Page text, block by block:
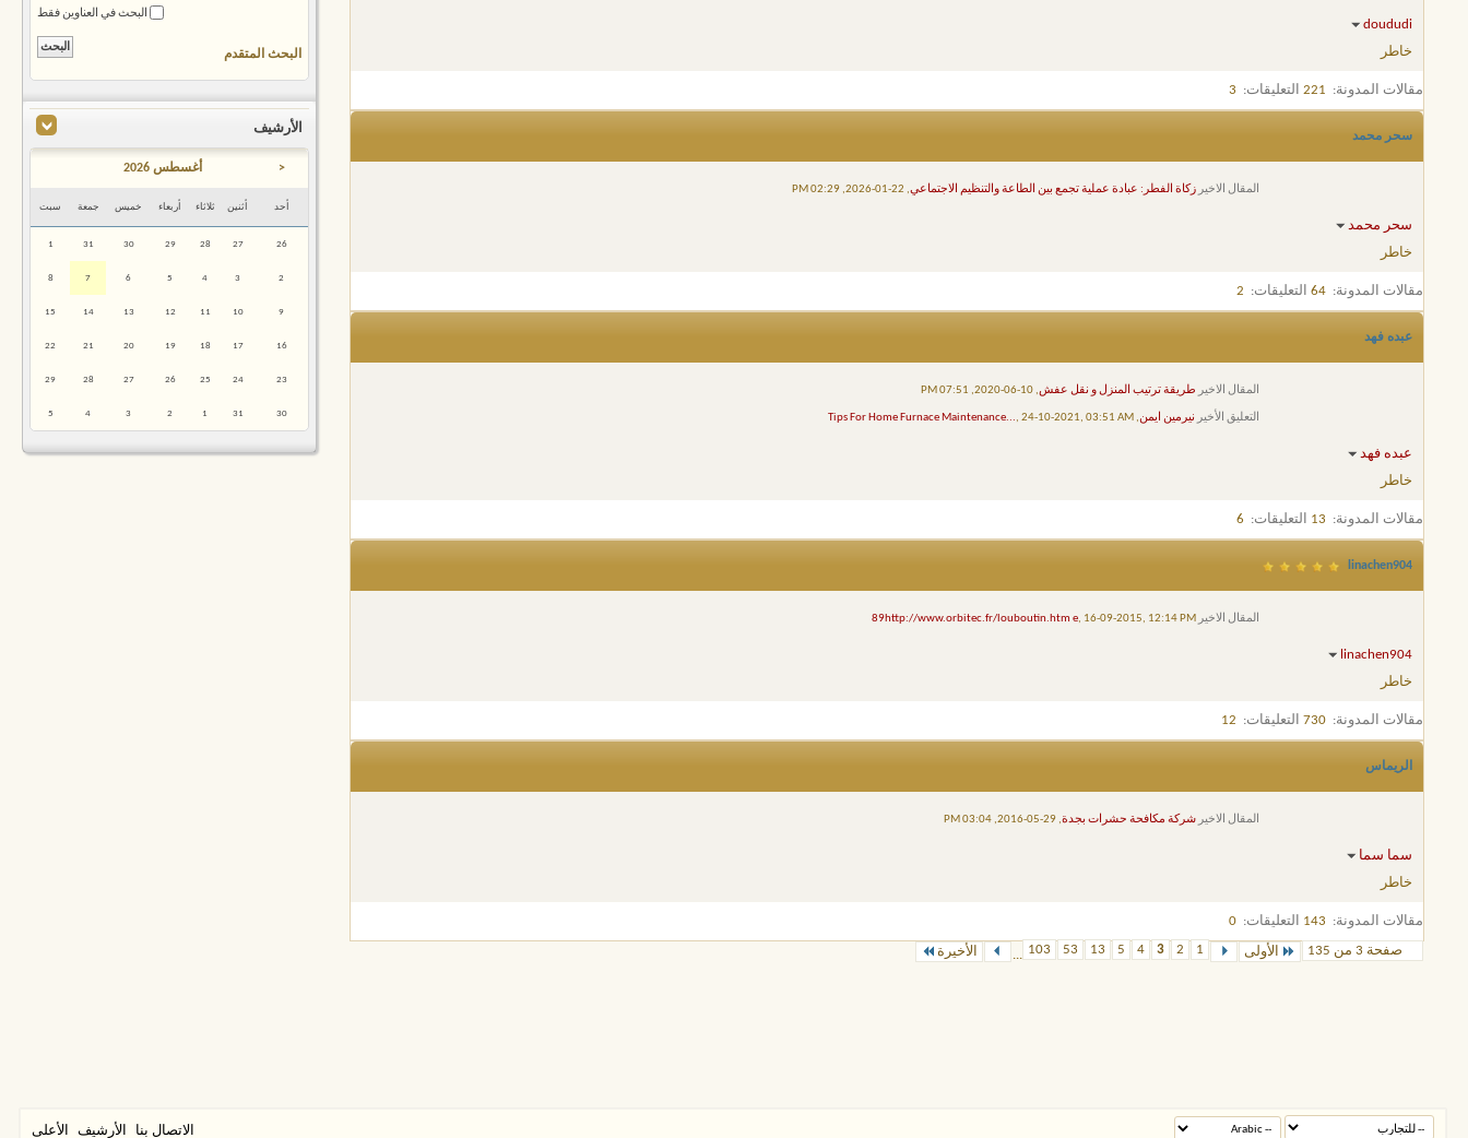
doududi
خاطر
مقالات المدونة: التعليقات:
سحر محمد
المقال الاخير زكاة الفطر: عبادة عملية تجمع بين الطاعة والتنظيم الاجتماعي, 22-01-2026, 02:29 PM
سحر محمد
خاطر
مقالات المدونة: التعليقات:
عبده فهد
المقال الاخير طريقة ترتيب المنزل و نقل عفش, 10-06-2020, 07:51 PM
التعليق الأخير نيرمين ايمن,
Tips For Home Furnace Maintenance..., 24-10-2021, 03:51 AM
عبده فهد
خاطر
مقالات المدونة: التعليقات:
linachen904
المقال الاخير 89http://www.orbitec.fr/louboutin.htm e, 16-09-2015, 12:14 PM
linachen904
خاطر
مقالات المدونة: التعليقات:
الريماس
المقال الاخير شركة مكافحة حشرات بجدة, 29-05-2016, 03:04 PM
سما سما
خاطر
مقالات المدونة: التعليقات:
صفحة 3 من 135 الأولى 1
2
3
4
5
13
53
103
... الأخيرة
البحث في العناوين فقط
البحث المتقدم
الأرشيف
< أغسطس 2026
أحد أثنين ثلاثاء أربعاء خميس جمعة سبت
26
27
28
29
30
31
1
2
3
4
5
6
7
8
9
10
11
12
13
14
15
16
17
18
19
20
21
22
23
24
25
26
27
28
29
30
31
1
2
3
4
5
الاتصال بنا الأرشيف الأعلى